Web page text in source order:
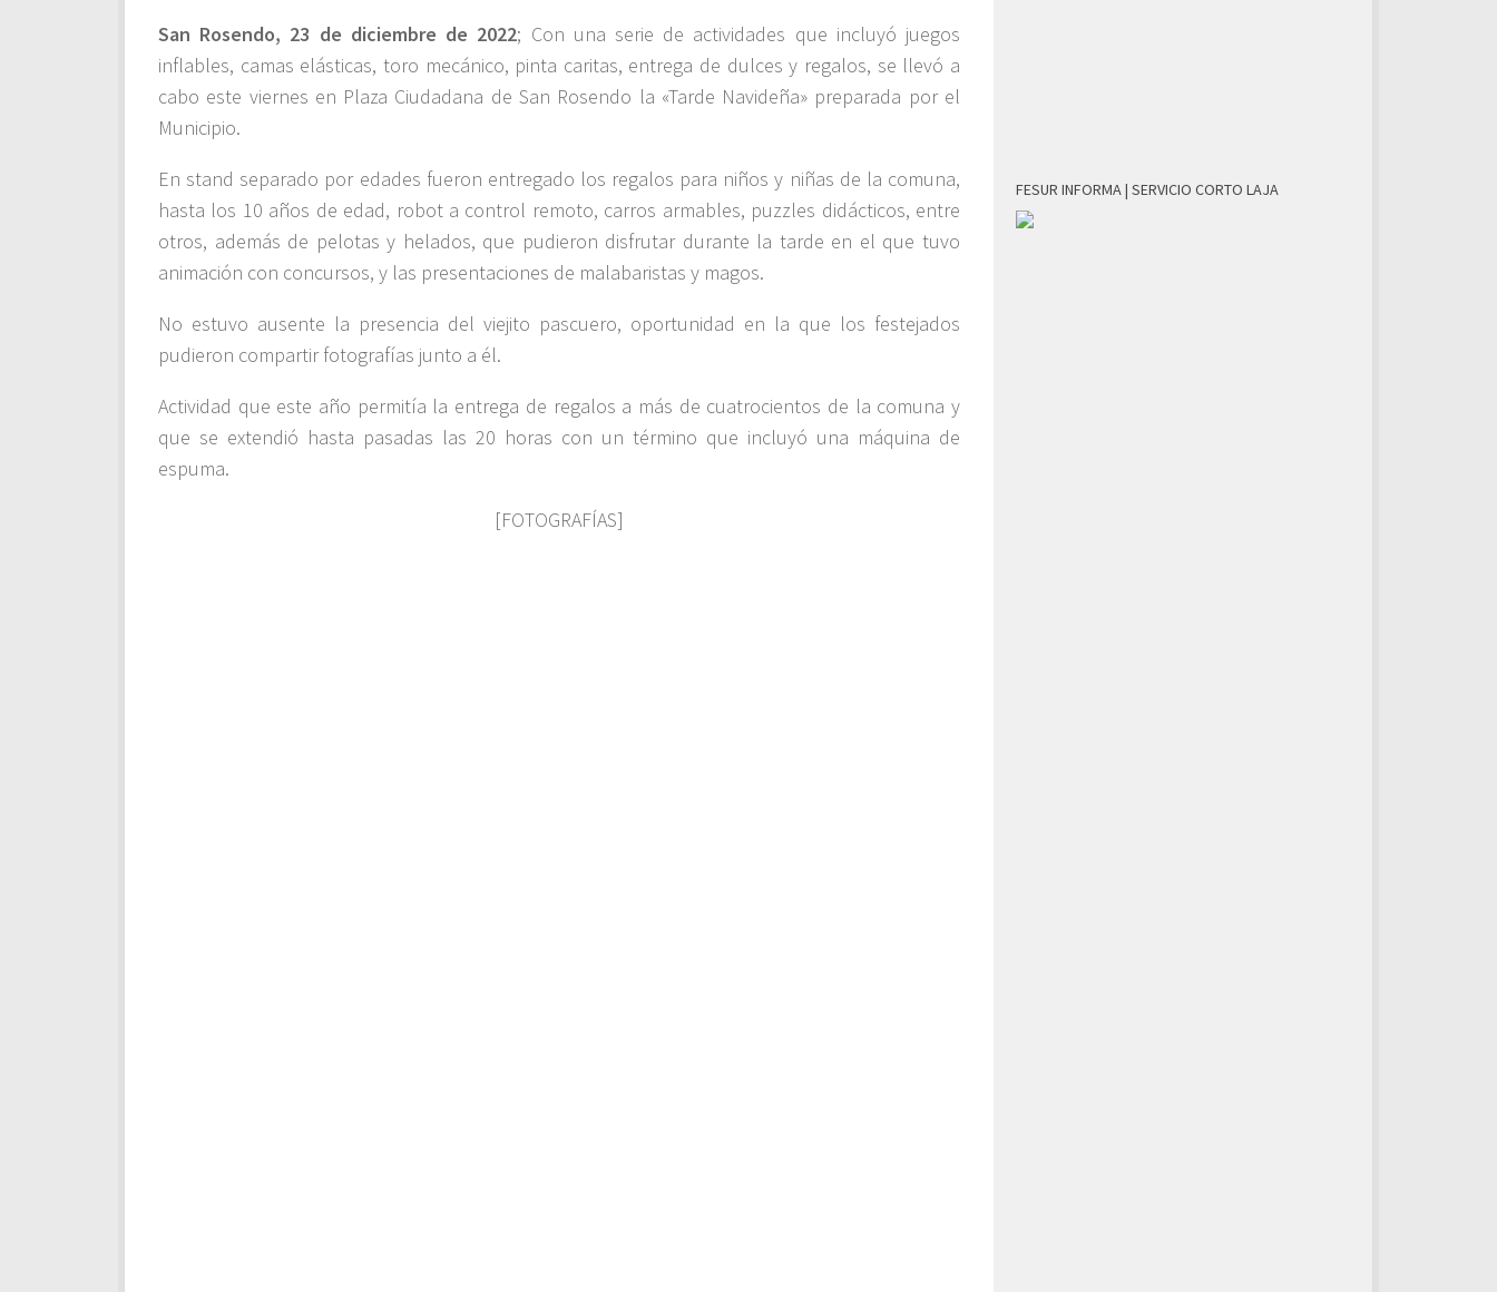
San Rosendo, 23 de diciembre de 2022; Con una serie de actividades que incluyó juegos
inflables, camas elásticas, toro mecánico, pinta caritas, entrega de dulces y regalos, se llevó a
cabo este viernes en Plaza Ciudadana de San Rosendo la «Tarde Navideña» preparada por el
Municipio.
En stand separado por edades fueron entregado los regalos para niños y niñas de la comuna,
hasta los 10 años de edad, robot a control remoto, carros armables, puzzles didácticos, entre
otros, además de pelotas y helados, que pudieron disfrutar durante la tarde en el que tuvo
animación con concursos, y las presentaciones de malabaristas y magos.
No estuvo ausente la presencia del viejito pascuero, oportunidad en la que los festejados
pudieron compartir fotografías junto a él.
Actividad que este año permitía la entrega de regalos a más de cuatrocientos de la comuna y
que se extendió hasta pasadas las 20 horas con un término que incluyó una máquina de
espuma.
[FOTOGRAFÍAS]
FESUR INFORMA | SERVICIO CORTO LAJA